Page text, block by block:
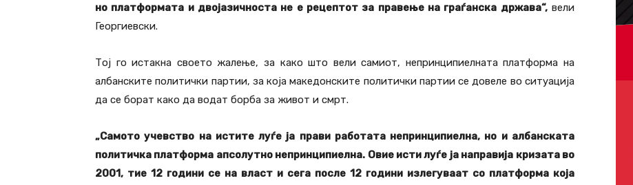
но платформата и двојазичноста не е рецептот за правење на граѓанска држава“,вели
Георгиевски.
Тој го истакна своето жалење, за како што вели самиот, непринципиелната платформа на
албанските политички партии, за која македонските политички партии се довеле во ситуација
да се борат како да водат борба за живот и смрт.
„Самото учевство на истите луѓе ја прави работата непринципиелна, но и албанската
политичка платформа апсолутно непринципиелна. Овие исти луѓе ја направија кризата во
2001, тие 12 години се на власт и сега после 12 години излегуваат со платформа која